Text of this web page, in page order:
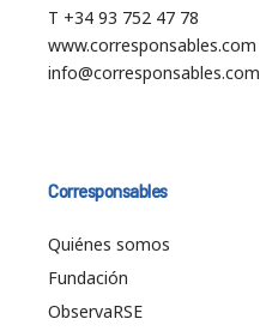
T +34 93 752 47 78
www.corresponsables.com
info@corresponsables.com
Corresponsables
Quiénes somos
Fundación
ObservaRSE